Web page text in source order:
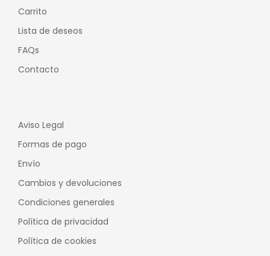
Carrito
Lista de deseos
FAQs
Contacto
Aviso Legal
Formas de pago
Envío
Cambios y devoluciones
Condiciones generales
Política de privacidad
Política de cookies